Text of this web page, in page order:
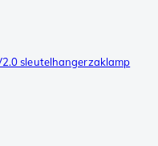
sleutelhangerzaklamp